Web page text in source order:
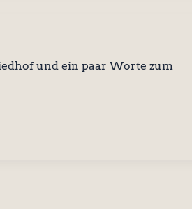
und ein paar Worte zum